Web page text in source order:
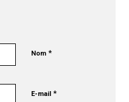
Nom*
E-mail*